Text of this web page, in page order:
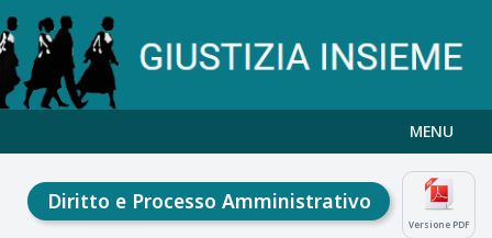
MENU
Versione PDF
Diritto e Processo Amministrativo